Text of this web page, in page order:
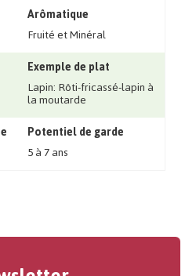
Arômatique
Fruité et Minéral
Exemple de plat
Lapin: Rôti-fricassé-lapin à
la moutarde
Potentiel de garde
5 à 7 ans